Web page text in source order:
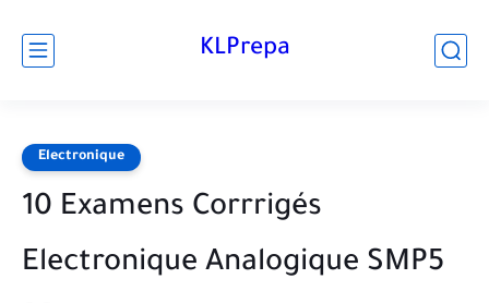
KLPrepa
Electronique
10 Examens Corrrigés
Electronique Analogique SMP5